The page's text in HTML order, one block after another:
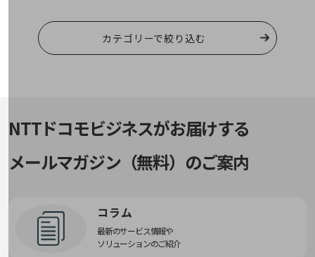
5Gデータプラス
データプラス
モバイルサービス
端末の一元管理
セキュリティ
回線・ネットワーク
お手続き
カテゴリーで絞り込む
NTTドコモビジネスがお届けする
メールマガジン（無料）のご案内
コラム
最新のサービス情報や
ソリューションのご紹介